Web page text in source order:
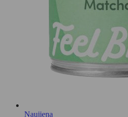
Naujiena